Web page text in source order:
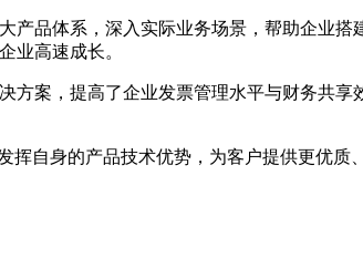
品体系，深入实际业务场景，帮助企业搭
业高速成长。
案，提高了企业发票管理水平与财务共享
自身的产品技术优势，为客户提供更优质